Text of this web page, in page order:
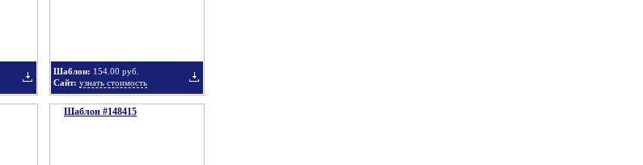
Шаблон: 154.00 руб.
Сайт: узнать стоимость
Шаблон #148415